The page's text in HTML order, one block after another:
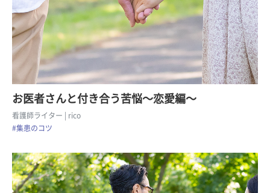
お医者さんと付き合う苦悩〜恋愛編〜
看護師ライター
| rico
#集患のコツ